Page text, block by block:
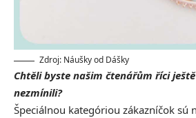
Zdroj: Náušky od Dášky
Chtěli byste našim čtenářům říci
nezmínili?
Špeciálnou kategóriou zákazníčok sú